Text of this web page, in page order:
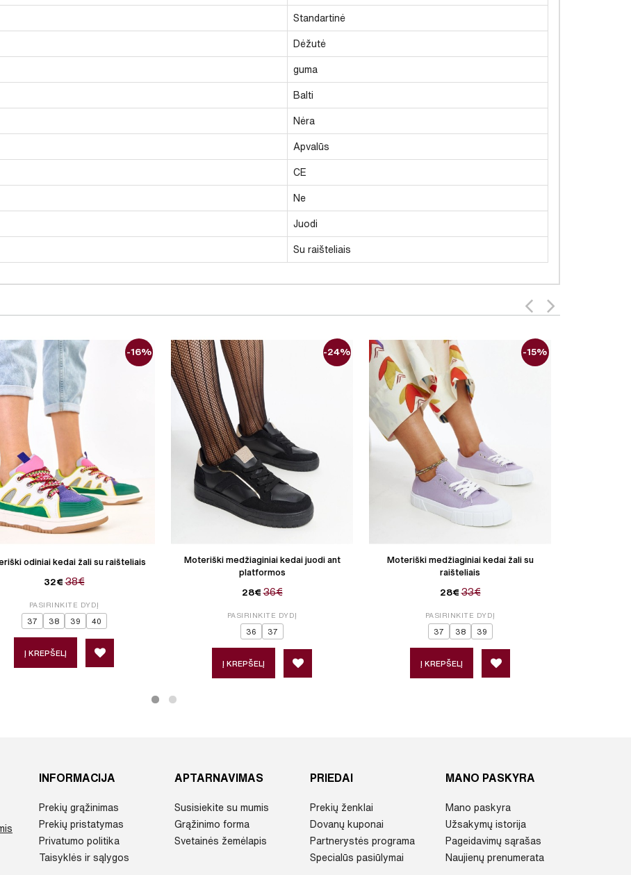
Standartinė
Dėžutė
guma
Balti
Nėra
Apvalūs
CE
Ne
Juodi
Su raišteliais
odiniai kedai žali su raišteliais
32€ 38€
-16%
PASIRINKITE DYDĮ
37 38 39 40
Į KREPŠELĮ
Moteriški medžiaginiai kedai juodi ant
platformos
28€ 36€
-24%
PASIRINKITE DYDĮ
36 37
Į KREPŠELĮ
Moteriški medžiaginiai kedai žali su
raišteliais
28€ 33€
-15%
PASIRINKITE DYDĮ
37 38 39
Į KREPŠELĮ
INFORMACIJA
Prekių grąžinimas
Prekių pristatymas
Privatumo politika
Taisyklės ir sąlygos
APTARNAVIMAS
Susisiekite su mumis
Grąžinimo forma
Svetainės žemėlapis
PRIEDAI
Prekių ženklai
Dovanų kuponai
Partnerystės programa
Specialūs pasiūlymai
MANO PASKYRA
Mano paskyra
Užsakymų istorija
Pageidavimų sąrašas
Naujienų prenumerata